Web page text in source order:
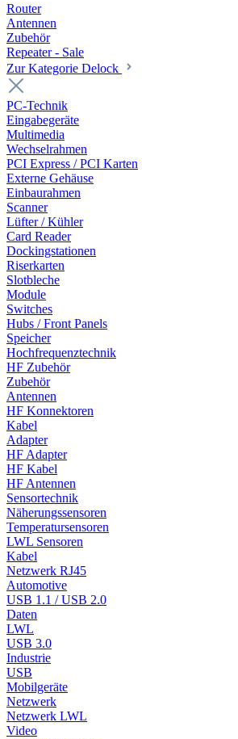
Router
Antennen
Zubehör
Repeater - Sale
Zur Kategorie Delock
PC-Technik
Eingabegeräte
Multimedia
Wechselrahmen
PCI Express / PCI Karten
Externe Gehäuse
Einbaurahmen
Scanner
Lüfter / Kühler
Card Reader
Dockingstationen
Riserkarten
Slotbleche
Module
Switches
Hubs / Front Panels
Speicher
Hochfrequenztechnik
HF Zubehör
Zubehör
Antennen
HF Konnektoren
Kabel
Adapter
HF Adapter
HF Kabel
HF Antennen
Sensortechnik
Näherungssensoren
Temperatursensoren
LWL Sensoren
Kabel
Netzwerk RJ45
Automotive
USB 1.1 / USB 2.0
Daten
LWL
USB 3.0
Industrie
USB
Mobilgeräte
Netzwerk
Netzwerk LWL
Video